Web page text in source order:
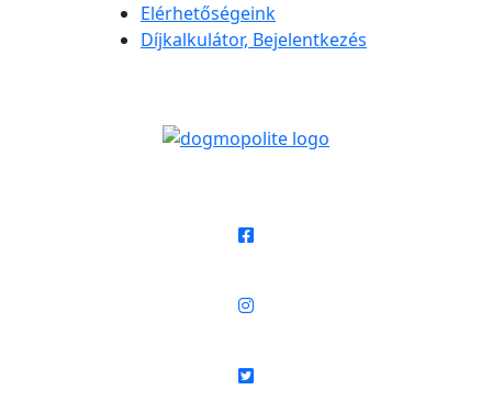
Elérhetőségeink
Díjkalkulátor, Bejelentkezés